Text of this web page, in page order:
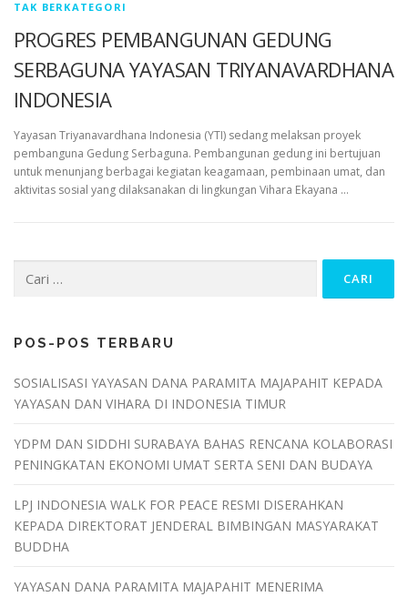
TAK BERKATEGORI
PROGRES PEMBANGUNAN GEDUNG
SERBAGUNA YAYASAN TRIYANAVARDHANA
INDONESIA
Yayasan Triyanavardhana Indonesia (YTI) sedang melaksan proyek
pembanguna Gedung Serbaguna. Pembangunan gedung ini bertujuan
untuk menunjang berbagai kegiatan keagamaan, pembinaan umat, dan
aktivitas sosial yang dilaksanakan di lingkungan Vihara Ekayana …
untuk:
POS-POS TERBARU
SOSIALISASI YAYASAN DANA PARAMITA MAJAPAHIT KEPADA
YAYASAN DAN VIHARA DI INDONESIA TIMUR
YDPM DAN SIDDHI SURABAYA BAHAS RENCANA KOLABORASI
PENINGKATAN EKONOMI UMAT SERTA SENI DAN BUDAYA
LPJ INDONESIA WALK FOR PEACE RESMI DISERAHKAN
KEPADA DIREKTORAT JENDERAL BIMBINGAN MASYARAKAT
BUDDHA
YAYASAN DANA PARAMITA MAJAPAHIT MENERIMA